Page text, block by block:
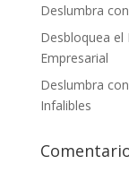
Deslumbra
Desbloquea el
Empresarial
Deslumbra
Infalibles